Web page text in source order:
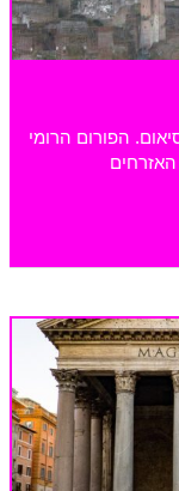
הפורום הרומי